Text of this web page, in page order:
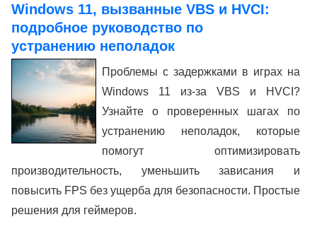
Windows 11, вызванные VBS и HVCI:
подробное руководство по
устранению неполадок
Проблемы с задержками в играх на
Windows 11 из-за VBS и HVCI?
Узнайте о проверенных шагах по
устранению неполадок, которые
помогут оптимизировать
производительность, уменьшить зависания и
повысить FPS без ущерба для безопасности. Простые
решения для геймеров.